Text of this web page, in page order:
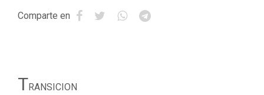
Comparte en
TRANSICION